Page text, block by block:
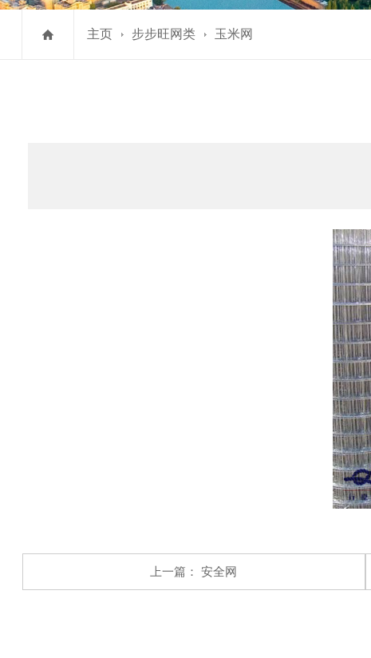
主页 步步旺网类 玉米网
上一篇：安全网